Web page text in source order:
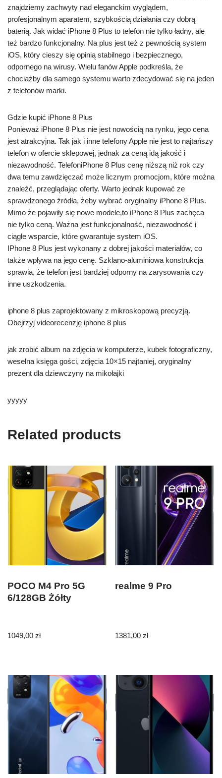
znajdziemy zachwyty nad eleganckim wyglądem,
profesjonalnym aparatem, szybkością działania czy dobrą
baterią. Jak widać iPhone 8 Plus to telefon nie tylko ładny, ale
też bardzo funkcjonalny. Na plus jest też z pewnością system
iOS, który cieszy się opinią stabilnego i bezpiecznego,
odpornego na wirusy. Wielu fanów Apple podkreśla, że
chociażby dla samego systemu warto zdecydować się na jeden
z telefonów marki.
Gdzie kupić iPhone 8 Plus
Ponieważ iPhone 8 Plus nie jest nowością na rynku, jego cena
jest atrakcyjna. Tak jak i inne telefony Apple nie jest to najtańszy
telefon w ofercie sklepowej, jednak za ceną idą jakość i
niezawodność. TelefoniPhone 8 Plus cenę niższą niż rok czy
dwa temu zawdzięczać może licznym promocjom, które można
znaleźć, przeglądając oferty. Warto jednak kupować ze
sprawdzonego źródła, żeby wybrać oryginalny iPhone 8 Plus.
Mimo że pojawiły się nowe modele,to iPhone 8 Plus zachęca
nie tylko ceną. Ważna jest funkcjonalność, niezawodność i
ciągłe wsparcie, które gwarantuje system iOS.
IPhone 8 Plus jest wykonany z dobrej jakości materiałów, co
także wpływa na jego cenę. Szklano-aluminiowa konstrukcja
sprawia, że telefon jest bardziej odporny na zarysowania czy
inne uszkodzenia.
iphone 8 plus zaprojektowany z mikroskopową precyzją.
Obejrzyj videorecenzję iphone 8 plus
jak zrobić album na zdjęcia w komputerze, kubek fotograficzny,
weselna księga gości, zdjęcia 10×15 najtaniej, oryginalny
prezent dla dziewczyny na mikołajki
yyyyy
Related products
POCO M4 Pro 5G
6/128GB Żółty
1049,00 zł
realme 9 Pro
1381,00zł